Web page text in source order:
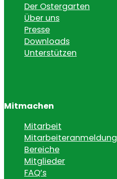
Der Ostergarten
Über uns
Presse
Downloads
Unterstützen
Mitmachen
Mitarbeit
Mitarbeiteranmeldung
Bereiche
Mitglieder
FAQ’s